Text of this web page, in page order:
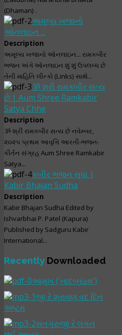
(Dhaman) .
અમૂલ્ય ખજાનો
ઑનલાઇન ...
Description
અમૂલ્ય ખજાનો ઑનલાઇન... રામકબીર
ભજન અંગે ઑનલાઇન શું શું ઉપલબ્ધ છે
તેની માહિતિ લીન્કો (Links) સાથે...
ૐ શ્રી રામકબીર સત્ય
છે | Aum Shree Ramkabir
Satya Chhe
Description
ૐ શ્રી રામકબીર સત્ય છે નવેમ્બર,
૨૦૨૫ પ્રથમ આવૃત્તિ આરતી-ભજન-
કીર્તન સંગ્રહ Aum Shree Ramkabir
Satya...
કબીર ભજન સુધા |
Kabir Bhajan Sudha
Description
Kabir Bhajan Sudha Edited by
Ishvarbhai P. Patel (Kapura)
Published by Sadguru Kabir
International...
Recently Downloaded
આમુખ ('નાદબ્રહ્મ')
જી રે શ્રાવણ વદ દિન
અષ્ટમ
સતગુરુજી રે લગન